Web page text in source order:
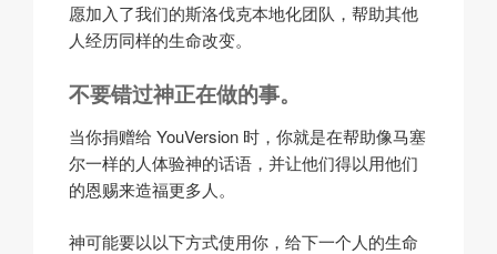
愿加入了我们的斯洛伐克本地化团队，帮助其他
人经历同样的生命改变。
不要错过神正在做的事。
当你捐赠给 YouVersion 时，你就是在帮助像马塞
尔一样的人体验神的话语，并让他们得以用他们
的恩赐来造福更多人。
神可能要以以下方式使用你，给下一个人的生命